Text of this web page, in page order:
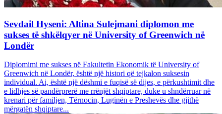
Sevdail Hyseni: Altina Sulejmani diplomon me
sukses të shkëlqyer në University of Greenwich në
Londër
Diplomimi me sukses në Fakultetin Ekonomik të University of
Greenwich në Londër, është një histori që tejkalon suksesin
individual. Ai, është një dëshmi e fuqisë së dijes, e përkushtimit dhe
e lidhjes së pandërprerë me rrënjët shqiptare, duke u shndërruar në
krenari për familjen, Tërnocin, Luginën e Preshevës dhe gjithë
mërgatën shqiptare...